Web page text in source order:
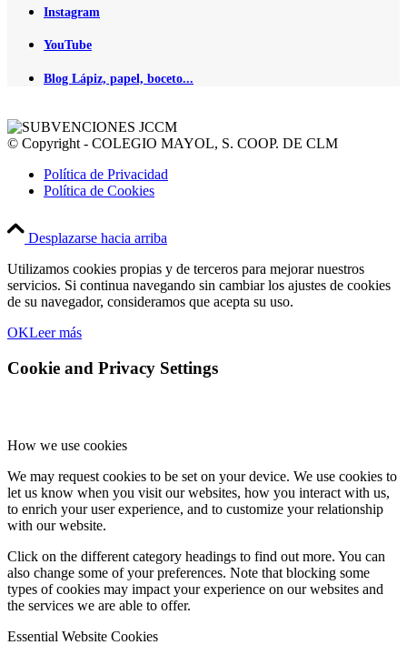
Instagram
YouTube
Blog Lápiz, papel, boceto...
© Copyright - COLEGIO MAYOL, S. COOP. DE CLM
Política de Privacidad
Política de Cookies
Desplazarse hacia arriba
Utilizamos cookies propias y de terceros para mejorar nuestros
servicios. Si continua navegando sin cambiar los ajustes de cookies
de su navegador, consideramos que acepta su uso.
OKLeer más
Cookie and Privacy Settings
How we use cookies
We may request cookies to be set on your device. We use cookies to
let us know when you visit our websites, how you interact with us,
to enrich your user experience, and to customize your relationship
with our website.
Click on the different category headings to find out more. You can
also change some of your preferences. Note that blocking some
types of cookies may impact your experience on our websites and
the services we are able to offer.
Essential Website Cookies